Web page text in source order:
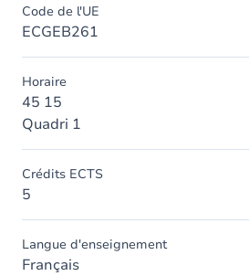
Code de l'UE
ECGEB261
Horaire
45 15
Quadri 1
Crédits ECTS
5
Langue d'enseignement
Français